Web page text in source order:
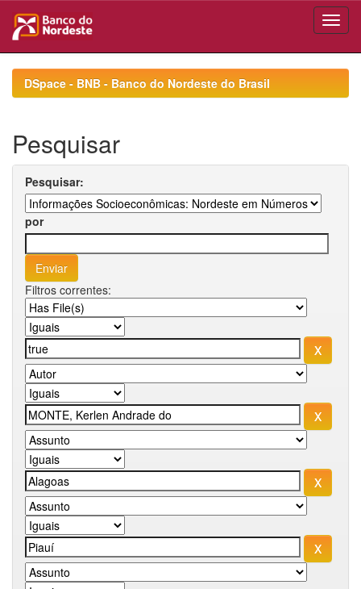
navigationDSpace - BNB - Banco do Nordeste do Brasil
Pesquisar
Pesquisar:
por
Filtros correntes: